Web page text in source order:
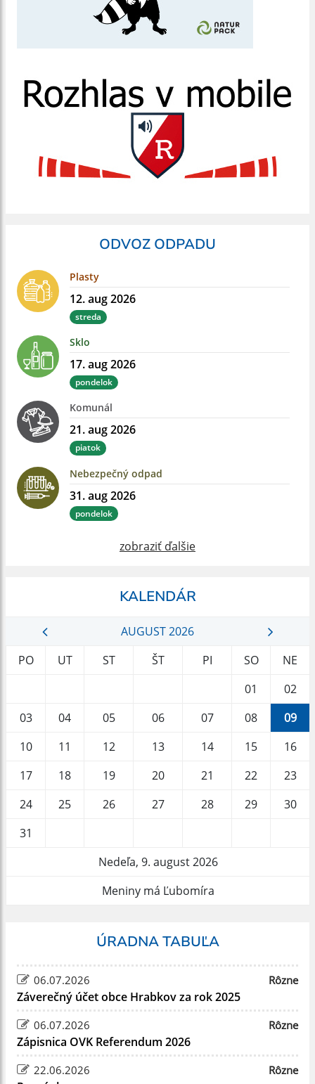
ODVOZ ODPADU
Plasty
12. aug 2026
streda
Sklo
17. aug 2026
pondelok
Komunál
21. aug 2026
piatok
Nebezpečný odpad
31. aug 2026
pondelok
zobraziť ďalšie
KALENDÁR
AUGUST 2026
PO
UT ST ŠT PI SO
NE
01
02
03
04 05 06 07 08
09
10
11 12 13 14 15
16
17
18 19 20 21 22
23
24
25 26 27 28 29
30
31
Nedeľa, 9. august 2026
Meniny má Ľubomíra
ÚRADNA TABUĽA
06.07.2026 Rôzne
Záverečný účet obce Hrabkov za rok 2025
06.07.2026 Rôzne
Zápisnica OVK Referendum 2026
22.06.2026 Rôzne